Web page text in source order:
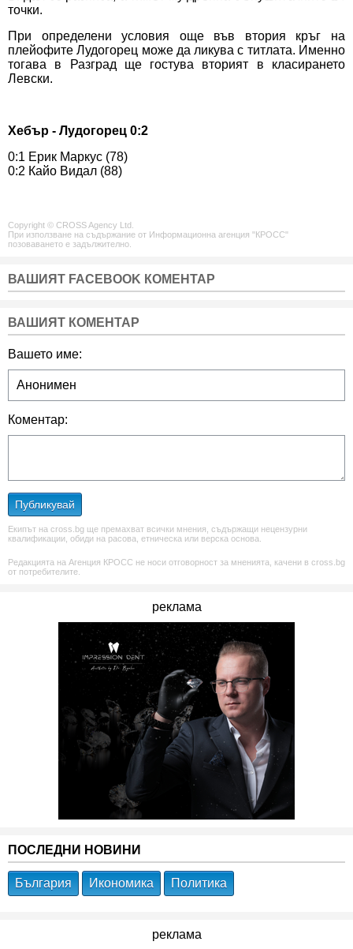
точки.
При определени условия още във втория кръг на
плейофите Лудогорец може да ликува с титлата. Именно
тогава в Разград ще гостува вторият в класирането
Левски.
Хебър - Лудогорец 0:2
0:1 Ерик Маркус (78)
0:2 Кайо Видал (88)
Copyright © CROSS Agency Ltd.
При използване на съдържание от Информационна агенция "КРОСС"
позоваването е задължително.
ВАШИЯТ FACEBOOK КОМЕНТАР
ВАШИЯТ КОМЕНТАР
Вашето име:
Коментар:
Публикувай
Екипът на cross.bg ще премахват всички мнения, съдържащи нецензурни
квалификации, обиди на расова, етническа или верска основа.
Редакцията на Агенция КРОСС не носи отговорност за мненията, качени в cross.bg
от потребителите.
реклама
ПОСЛЕДНИ НОВИНИ
България Икономика Политика
реклама